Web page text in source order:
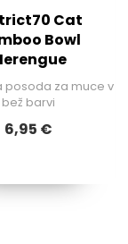
Cat
Bowl
posoda za muce v
bež barvi
6,95 €